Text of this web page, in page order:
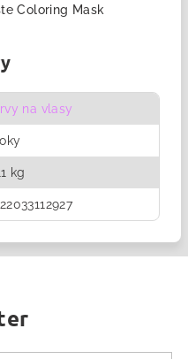
Coloring Mask
na vlasy
kg